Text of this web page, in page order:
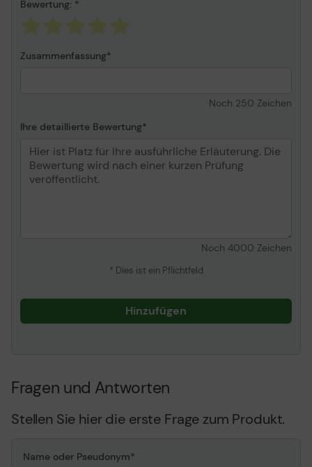
Bewertung:
Zusammenfassung
Noch 250 Zeichen
Ihre detaillierte Bewertung
Noch 4000 Zeichen
* Dies ist ein Pflichtfeld
Hinzufügen
Fragen und Antworten
Stellen Sie hier die erste Frage zum Produkt.
Name oder Pseudonym